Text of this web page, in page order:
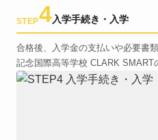
STEP4入学手続き・入学
合格後、入学金の支払いや必要書
記念国際高等学校 CLARK SMART